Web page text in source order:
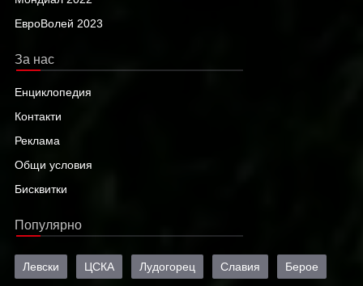
ЕвроВолей 2023
За нас
Енциклопедия
Контакти
Реклама
Общи условия
Бисквитки
Популярно
Левски ЦСКА Лудогорец Славия Берое